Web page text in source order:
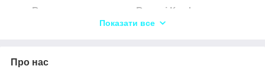
Вантажоперевезення Великі Ком'яти,
Вантажоперевезення Велика Копаня,
Вантажоперевезення Мала Копаня,
Показати все
Про нас